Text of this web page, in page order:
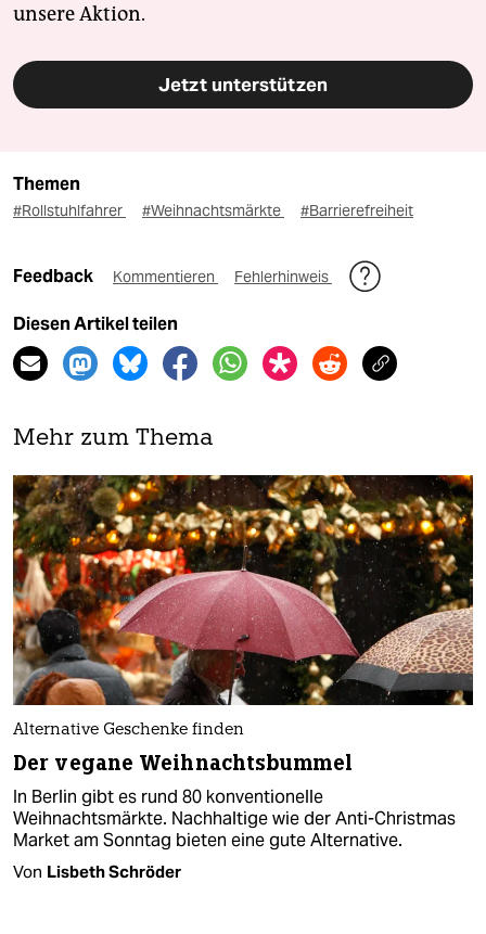
unsere Aktion.
Jetzt unterstützen
Themen
#Rollstuhlfahrer #Weihnachtsmärkte #Barrierefreiheit
Feedback Kommentieren Fehlerhinweis
Diesen Artikel teilen
Mehr zum Thema
Alternative Geschenke finden
Der vegane Weihnachtsbummel
In Berlin gibt es rund 80 konventionelle
Weihnachtsmärkte. Nachhaltige wie der Anti-Christmas
Market am Sonntag bieten eine gute Alternative.
Von Lisbeth Schröder